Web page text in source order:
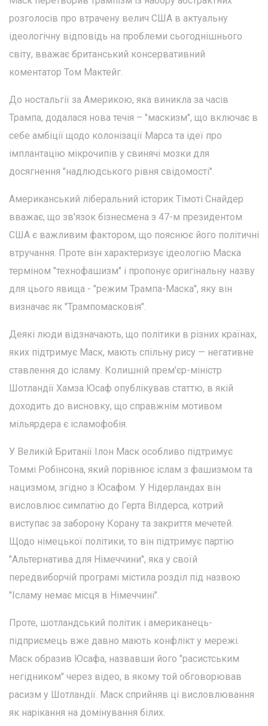
розголосів про втрачену велич США в актуальну
ідеологічну відповідь на проблеми сьогоднішнього
світу, вважає британський консервативний
коментатор Том Мактейг.
До ностальгії за Америкою, яка виникла за часів
Трампа, додалася нова течія – "маскизм", що включає в
себе амбіції щодо колонізації Марса та ідеї про
імплантацію мікрочипів у свинячі мозки для
досягнення "надлюдського рівня свідомості".
Американський ліберальний історик Тімоті Снайдер
вважає, що зв'язок бізнесмена з 47-м президентом
США є важливим фактором, що пояснює його політичні
втручання. Проте він характеризує ідеологію Маска
терміном "технофашизм" і пропонує оригінальну назву
для цього явища - "режим Трампа-Маска", яку він
визначає як "Трампомасковія".
Деякі люди відзначають, що політики в різних країнах,
яких підтримує Маск, мають спільну рису — негативне
ставлення до ісламу. Колишній прем'єр-міністр
Шотландії Хамза Юсаф опублікував статтю, в якій
доходить до висновку, що справжнім мотивом
мільярдера є ісламофобія.
У Великій Британії Ілон Маск особливо підтримує
Томмі Робінсона, який порівнює іслам з фашизмом та
нацизмом, згідно з Юсафом. У Нідерландах він
висловлює симпатію до Герта Вілдерса, котрий
виступає за заборону Корану та закриття мечетей.
Щодо німецької політики, то він підтримує партію
"Альтернатива для Німеччини", яка у своїй
передвиборчій програмі містила розділ під назвою
"Ісламу немає місця в Німеччині".
Проте, шотландський політик і американець-
підприємець вже давно мають конфлікт у мережі.
Маск образив Юсафа, назвавши його "расистським
негідником" через відео, в якому той обговорював
расизм у Шотландії. Маск сприйняв ці висловлювання
як нарікання на домінування білих.